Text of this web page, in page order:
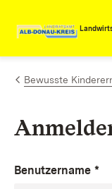
Zum Inhalt
Bewusste
Benutzername *